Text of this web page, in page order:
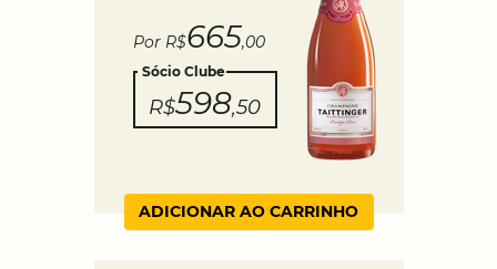
Por R$665,00
Sócio Clube
R$598,50
ADICIONAR AO CARRINHO